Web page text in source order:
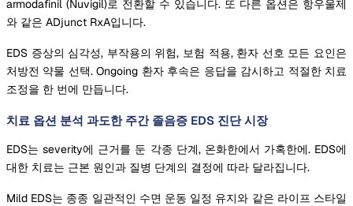
armodafinil (Nuvigil)로 전환할 수 있습니다. 또 다른 옵션은 항우울제
와 같은 ADjunct RxA입니다.
EDS 증상의 심각성, 부작용의 위험, 보험 적용, 환자 선호 모든 요인은
처방전 약물 선택. Ongoing 환자 후속은 응답을 감시하고 적절한 치료
조정을 한 번에 만듭니다.
치료 옵션 분석 과도한 주간 졸음증 EDS 진단 시장
EDS는 severity에 근거를 둔 각종 단계, 온화한에서 가혹한에. EDS에
대한 치료는 근본 원인과 질병 단계의 결정에 따라 달라집니다.
Mild EDS는 종종 일관적인 수면 운동 일정 유지와 같은 라이프 스타일